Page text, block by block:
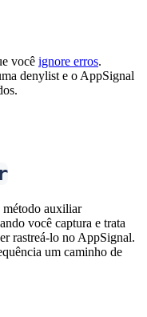
você ignore erros.
denylist e o AppSignal
método auxiliar
você captura e trata
rastreá-lo no AppSignal.
um caminho de